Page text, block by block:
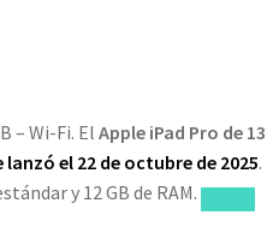
– Wi-Fi. El Apple iPad Pro de
lanzó el 22 de octubre de 2025
y 12 GB de RAM.